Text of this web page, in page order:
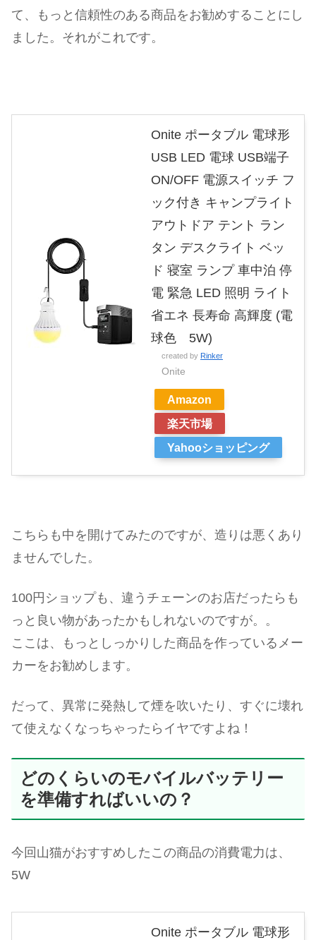
て、もっと信頼性のある商品をお勧めすることにし
ました。それがこれです。
Onite ポータブル 電球形
USB LED 電球 USB端子
ON/OFF 電源スイッチ フ
ック付き キャンプライト
アウトドア テント ラン
タン デスクライト ベッ
ド 寝室 ランプ 車中泊 停
電 緊急 LED 照明 ライト
省エネ 長寿命 高輝度 (電
球色 5W)
created by Rinker
Onite
Amazon
楽天市場
Yahooショッピング
こちらも中を開けてみたのですが、造りは悪くあり
ませんでした。
100円ショップも、違うチェーンのお店だったらも
っと良い物があったかもしれないのですが。。
ここは、もっとしっかりした商品を作っているメー
カーをお勧めします。
だって、異常に発熱して煙を吹いたり、すぐに壊れ
て使えなくなっちゃったらイヤですよね！
どのくらいのモバイルバッテリー
を準備すればいいの？
今回山猫がおすすめしたこの商品の消費電力は、
5W
Onite ポータブル 電球形